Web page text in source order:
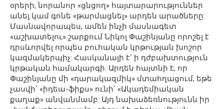
օրերի, նորանոր «ցնցող» հայտարարություններ
անել կամ գոնե «թարմացնել» արդեն արածները:
Մասնավորապես, ամեն ինչի մասնագետ
«աշխատելու» շարքում Նիկոլ Փաշինյանը որոշել է
դրսևորվել որպես բուհական կրթության խոշոր
կազմակերպիչ: Հասկանալի է՝ ի դժբախտություն
կրթական համակարգի: Արդեն հայտնի է, որ
Փաշինյանը մի «դարակազմիկ» մտահղացում, եթե
չասվի՝ «իդեա-ֆիքս» ունի՝ «Ակադեմիական
քաղաք» անվանմամբ: Այդ նախաձեռնությունն իր